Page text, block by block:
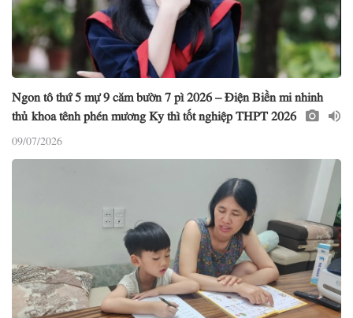
Ngon tô thứ 5 mự 9 căm bườn 7 pì 2026 – Điện Biền mi nhinh
thủ khoa tênh phén mương Ky thì tốt nghiệp THPT 2026
09/07/2026